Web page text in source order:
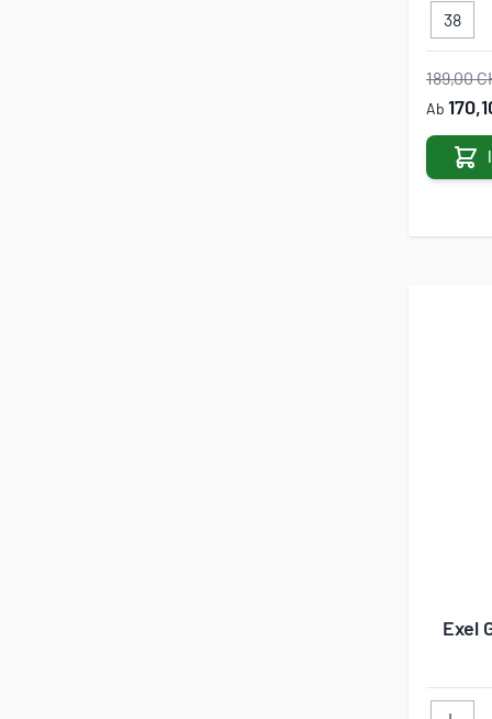
38
189,00
Ab
Exel